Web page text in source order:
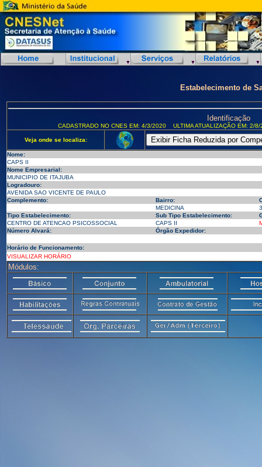
Estabelecimento de
Identificação
CADASTRADO NO CNES EM: 4/3/2020 ULTIMA ATUALIZAÇÃO EM: 2/
Veja onde se localiza:
Nome:
CAPS II
Nome Empresarial:
MUNICIPIO DE ITAJUBA
Logradouro:
AVENIDA SAO VICENTE DE PAULO
Complemento:
Bairro:
MEDICINA
Tipo Estabelecimento:
Sub Tipo Estabelecimento:
CENTRO DE ATENCAO PSICOSSOCIAL
CAPS II
Número Alvará:
Órgão Expedidor:
Horário de Funcionamento:
VISUALIZAR HORÁRIO
Módulos: